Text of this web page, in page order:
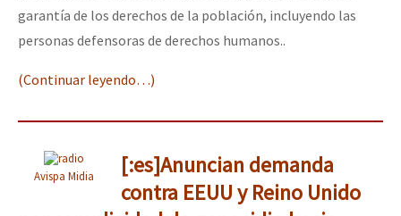
garantía de los derechos de la población, incluyendo las
personas defensoras de derechos humanos..
(Continuar leyendo…)
Avispa Midia
[:es]Anuncian demanda
contra EEUU y Reino Unido